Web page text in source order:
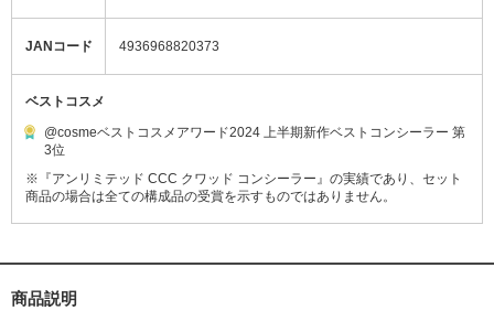
JANコード 4936968820373
ベストコスメ
@cosmeベストコスメアワード2024 上半期新作ベストコンシーラー 第
3位
※『アンリミテッド CCC クワッド コンシーラー』の実績であり、セット
商品の場合は全ての構成品の受賞を示すものではありません。
商品説明